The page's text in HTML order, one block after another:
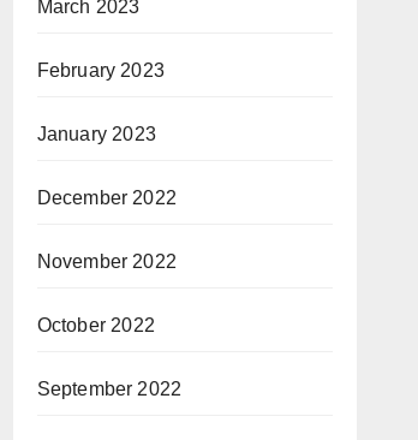
March 2023
February 2023
January 2023
December 2022
November 2022
October 2022
September 2022